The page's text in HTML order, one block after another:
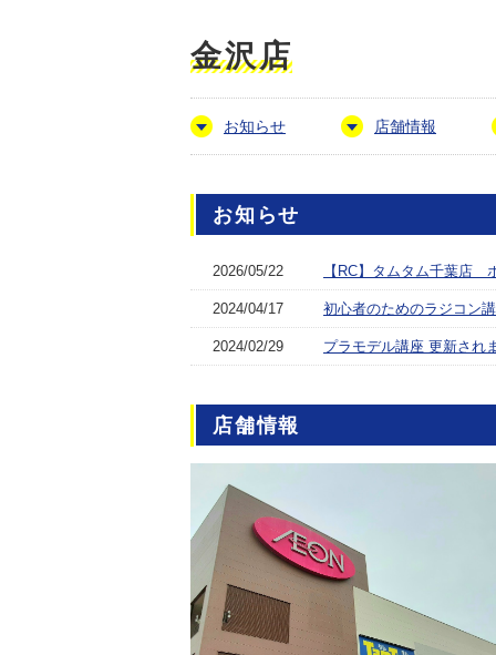
金沢店
お知らせ 店舗情報
お知らせ
2026/05/22 【RC】タムタム千葉店
2024/04/17 初心者のためのラジコン
2024/02/29 プラモデル講座 更新され
店舗情報